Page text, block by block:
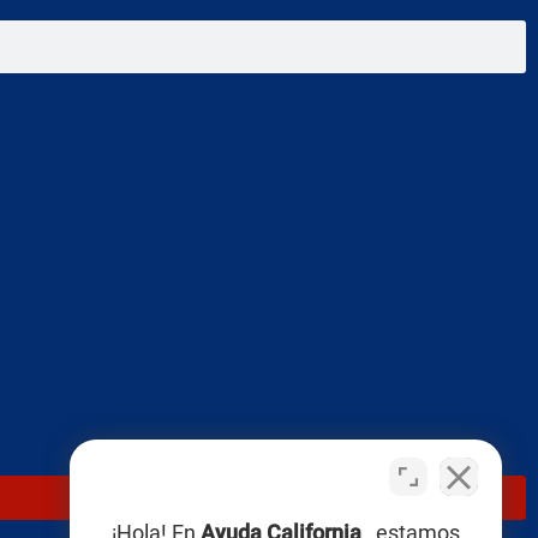
¡Hola! En Ayuda California , estamos